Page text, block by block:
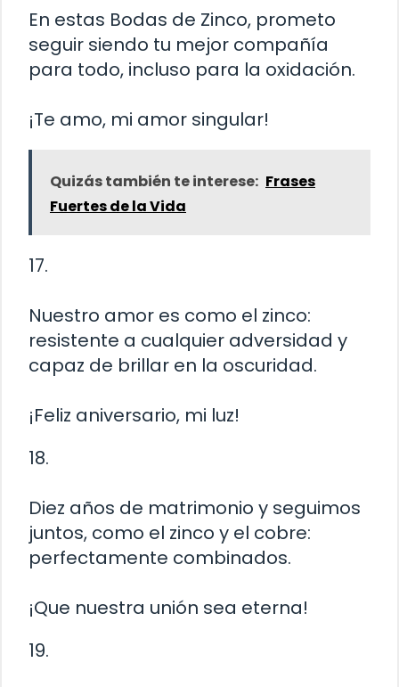
En estas Bodas de Zinco, prometo
seguir siendo tu mejor compañía
para todo, incluso para la oxidación.
¡Te amo, mi amor singular!
Quizás también te interese: Frases
Fuertes de la Vida
17.
Nuestro amor es como el zinco:
resistente a cualquier adversidad y
capaz de brillar en la oscuridad.
¡Feliz aniversario, mi luz!
18.
Diez años de matrimonio y seguimos
juntos, como el zinco y el cobre:
perfectamente combinados.
¡Que nuestra unión sea eterna!
19.